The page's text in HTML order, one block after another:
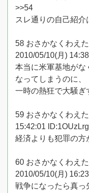
>>54
スレ通りの自己紹介
58 おさかなくわえ
2010/05/10(月)
本当に米軍基地がな
なってしまうのに、
一時の熱狂で大騒ぎ
59 おさかなくわえ
15:42:01
経済よりも犯罪の方
60 おさかなくわえ
2010/05/10(月)
戦争になったら真っ